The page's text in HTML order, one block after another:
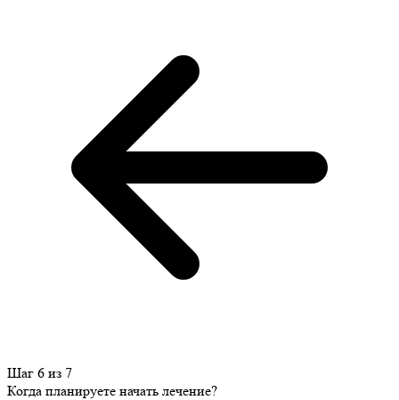
Шаг 6 из 7
Когда планируете начать лечение?